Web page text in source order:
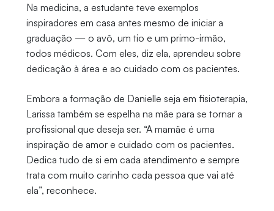
Na medicina, a estudante teve exemplos
inspiradores em casa antes mesmo de iniciar a
graduação — o avô, um tio e um primo-irmão,
todos médicos. Com eles, diz ela, aprendeu sobre
dedicação à área e ao cuidado com os pacientes.
Embora a formação de Danielle seja em fisioterapia,
Larissa também se espelha na mãe para se tornar a
profissional que deseja ser. “A mamãe é uma
inspiração de amor e cuidado com os pacientes.
Dedica tudo de si em cada atendimento e sempre
trata com muito carinho cada pessoa que vai até
ela”, reconhece.